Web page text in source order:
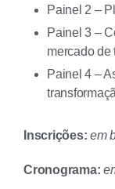
Painel 2 –
Painel 3 –
mercado de
Painel 4 –
Inscrições: em
Cronograma: